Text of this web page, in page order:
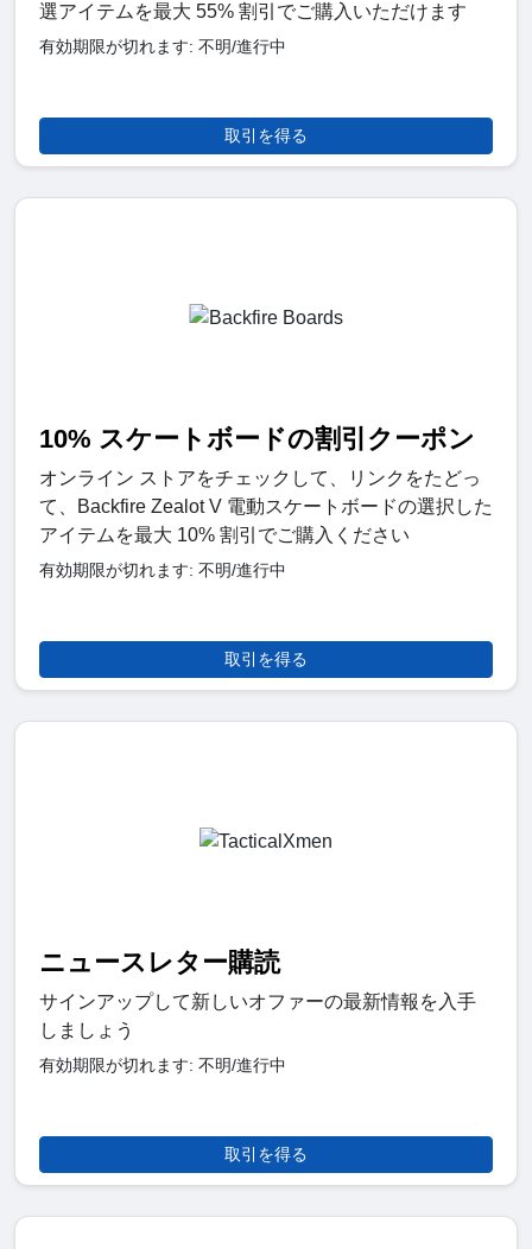
選アイテムを最大 55% 割引でご購入いただけます
有効期限が切れます: 不明/進行中
取引を得る
10% スケートボードの割引クーポン
オンライン ストアをチェックして、リンクをたどっ
て、Backfire Zealot V 電動スケートボードの選択した
アイテムを最大 10% 割引でご購入ください
有効期限が切れます: 不明/進行中
取引を得る
ニュースレター購読
サインアップして新しいオファーの最新情報を入手
しましょう
有効期限が切れます: 不明/進行中
取引を得る